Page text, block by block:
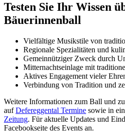
Testen Sie Ihr Wissen
Bäuerinnenball
Vielfältige Musikstile von
Regionale Spezialitäten und
Gemeinnütziger Zweck durch
Mitternachtseinlage mit
Aktives Engagement vieler
Verbindung von Tradition und
Weitere Informationen zum Ball und
aufDefereggental Termine sowie in
Zeitung. Für aktuelle Updates und
Facebookseite des Events an.